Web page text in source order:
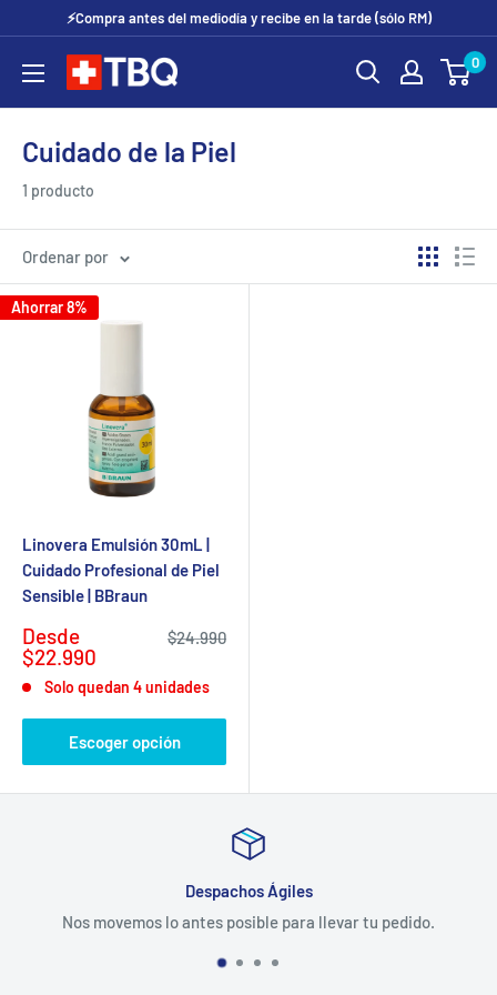
contenido
⚡Compra antes del mediodía y recibe en la tarde (sólo RM)
tubotiquin.cl 0
Cuidado de la Piel
1 producto
Ordenar por
Ahorrar 8%
Linovera Emulsión 30mL |
Cuidado Profesional de Piel
Sensible | BBraun
Precio
de
venta
Desde
$22.990
Precio
$24.990
Solo quedan 4 unidades
Escoger opción
Despachos Ágiles
Nos movemos lo antes posible para llevar tu pedido.